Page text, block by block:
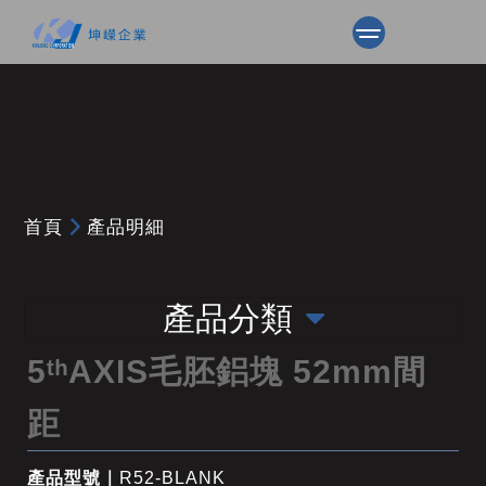
首頁 產品明細
產品分類
5ᵗʰAXIS毛胚鋁塊 52mm間
距
產品型號｜ R52-BLANK